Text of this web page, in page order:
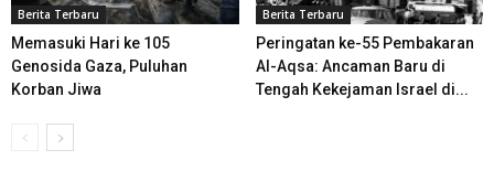
Berita Terbaru
Memasuki Hari ke 105
Genosida Gaza, Puluhan
Korban Jiwa
Berita Terbaru
Peringatan ke-55 Pembakaran
Al-Aqsa: Ancaman Baru di
Tengah Kekejaman Israel di...